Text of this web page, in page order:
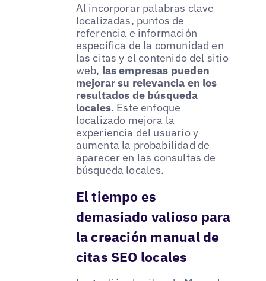
Al incorporar palabras clave
localizadas, puntos de
referencia e información
específica de la comunidad en
las citas y el contenido del sitio
web, las empresas pueden
mejorar su relevancia en los
resultados de búsqueda
locales. Este enfoque
localizado mejora la
experiencia del usuario y
aumenta la probabilidad de
aparecer en las consultas de
búsqueda locales.
El tiempo es
demasiado valioso para
la creación manual de
citas SEO locales